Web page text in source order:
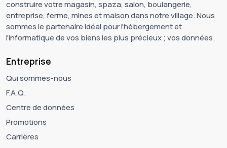
construire votre magasin, spaza, salon, boulangerie,
entreprise, ferme, mines et maison dans notre village. Nous
sommes le partenaire idéal pour l'hébergement et
l'informatique de vos biens les plus précieux ; vos données.
Entreprise
Qui sommes-nous
F.A.Q.
Centre de données
Promotions
Carrières